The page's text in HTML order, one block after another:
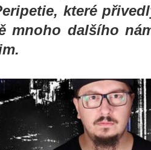
které
mnoho dalšího